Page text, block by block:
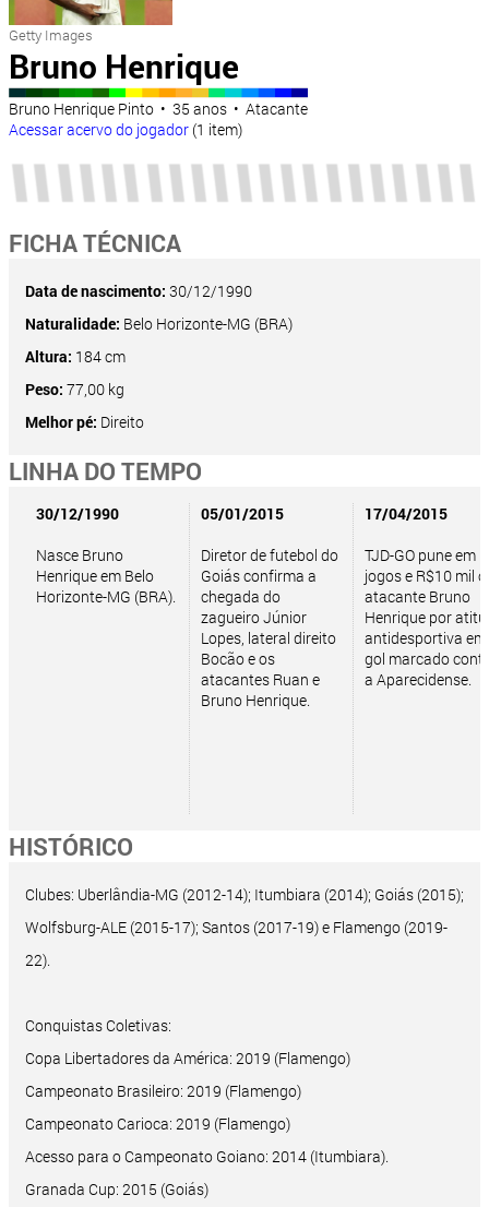
Getty Images
Bruno Henrique
Bruno Henrique Pinto • 35 anos • Atacante
Acessar acervo do jogador (1 item)
FICHA TÉCNICA
Data de nascimento: 30/12/1990
Naturalidade: Belo Horizonte-MG (BRA)
Altura: 184 cm
Peso: 77,00 kg
Melhor pé: Direito
LINHA DO TEMPO
30/12/1990
Nasce Bruno
Henrique em Belo
Horizonte-MG (BRA).
05/01/2015
Diretor de futebol do
Goiás confirma a
chegada do
zagueiro Júnior
Lopes, lateral direito
Bocão e os
atacantes Ruan e
Bruno Henrique.
17/04/2015
TJD-GO pune em
jogos e R$10 mil o
atacante Bruno
Henrique por
antidesportiva em
gol marcado
a Aparecidense.
HISTÓRICO
Clubes: Uberlândia-MG (2012-14); Itumbiara (2014); Goiás (2015);
Wolfsburg-ALE (2015-17); Santos (2017-19) e Flamengo (2019-
22).
Conquistas Coletivas:
Copa Libertadores da América: 2019 (Flamengo)
Campeonato Brasileiro: 2019 (Flamengo)
Campeonato Carioca: 2019 (Flamengo)
Acesso para o Campeonato Goiano: 2014 (Itumbiara).
Granada Cup: 2015 (Goiás)